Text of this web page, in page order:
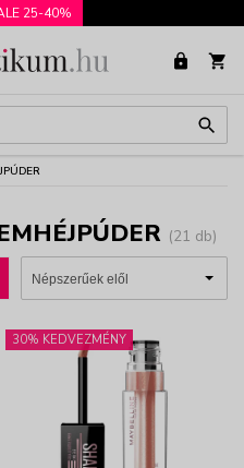
25-40%
(21 db)
30% KEDVEZMÉNY